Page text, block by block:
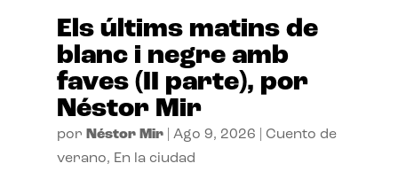
Els últims matins de
blanc i negre amb
faves (II parte), por
Néstor Mir
por Néstor Mir| Ago 9, 2026
Cuento de
verano, En la ciudad